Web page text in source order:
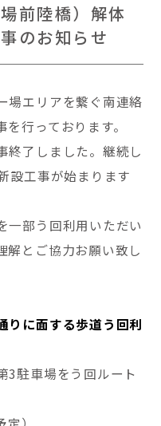
前陸橋）解体
のお知らせ
場エリアを繋ぐ南連絡
行っております。
終了しました。継続し
設工事が始まります
一部う回利用いただい
解とご協力お願い致し
りに面する歩道う回利
3駐車場をう回ルート